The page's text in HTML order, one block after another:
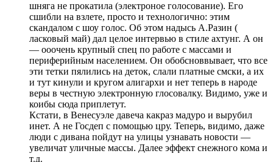
шняга не прокатила (электроное голосование). Его
сшибли на взлете, просто и технологично: этим
скандалом с шоу голос. Об этом надысь А.Разин (
ласковый май) дал целое интервью в стиле ахтунг. А он
— ооочень крупный спец по работе с массами и
периферийным населением. Он обобсноввывает, что все
эти тетки пялились на деток, слали платные смски, а их
и тут кинули и кругом алигархи и нет теперь в народе
веры в честную электронную глосовалку. Видимо, уже и
коибы сюда приплетут.
Кстати, в Венесуэле давеча какраз мадуро и вырубил
инет. А не Госдеп с помощью цру. Теперь, видимо, даже
люди с дивана пойдут на улицы узнавать новости —
увеличат уличные массы. Далее эффект снежного кома и
т.д.